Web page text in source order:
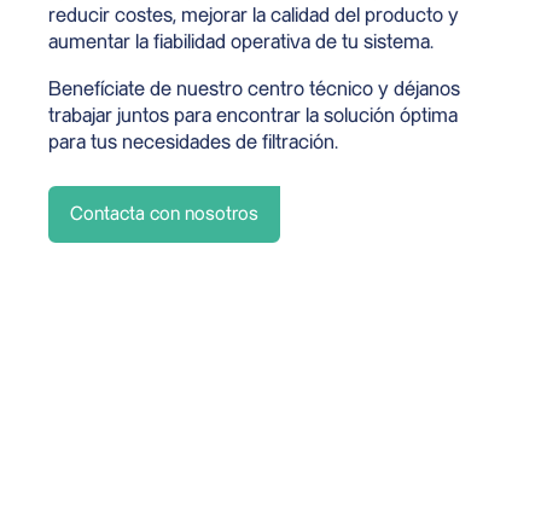
reducir costes, mejorar la calidad del producto y
aumentar la fiabilidad operativa de tu sistema.
Benefíciate de nuestro centro técnico y déjanos
trabajar juntos para encontrar la solución óptima
para tus necesidades de filtración.
Contacta con nosotros